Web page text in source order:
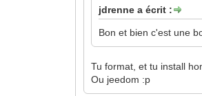
jdrenne a écrit :
Bon et bien c'est une
Tu format, et tu install
Ou jeedom :p